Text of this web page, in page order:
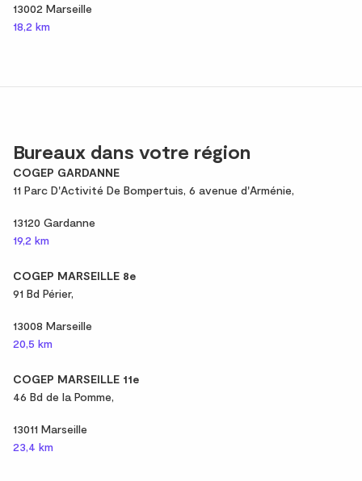
13002 Marseille
18,2 km
Bureaux dans votre région
COGEP GARDANNE
11 Parc D'Activité De Bompertuis, 6 avenue d'Arménie,
13120 Gardanne
19,2 km
COGEP MARSEILLE 8e
91 Bd Périer,
13008 Marseille
20,5 km
COGEP MARSEILLE 11e
46 Bd de la Pomme,
13011 Marseille
23,4 km